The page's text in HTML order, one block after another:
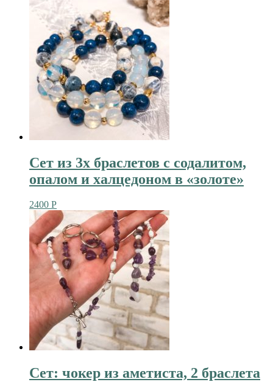
Сет из 3х браслетов с содалитом,
опалом и халцедоном в «золоте»
2400 Р
Сет: чокер из аметиста, 2 браслета